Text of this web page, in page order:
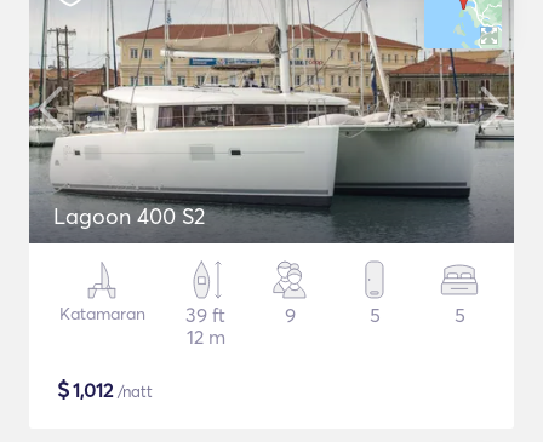
Lagoon 400 S2
Katamaran
39 ft
12 m
9 5 5
$1,012/natt